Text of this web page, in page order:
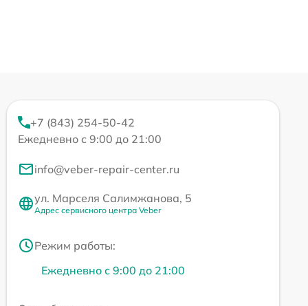
+7 (843) 254-50-42
Ежедневно с 9:00 до 21:00
info@veber-repair-center.ru
ул. Марселя Салимжанова, 5
Адрес сервисного центра Veber
Режим работы:
Ежедневно с 9:00 до 21:00